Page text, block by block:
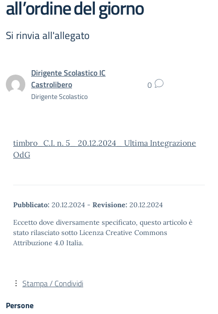
all’ordine del giorno
Si rinvia all'allegato
Dirigente Scolastico IC
Castrolibero
Dirigente Scolastico
0
timbro_C.I. n. 5_ 20.12.2024_ Ultima Integrazione
OdG
Pubblicato: 20.12.2024 - Revisione: 20.12.2024
Eccetto dove diversamente specificato, questo articolo è
stato rilasciato sotto Licenza Creative Commons
Attribuzione 4.0 Italia.
Stampa / Condividi
Persone